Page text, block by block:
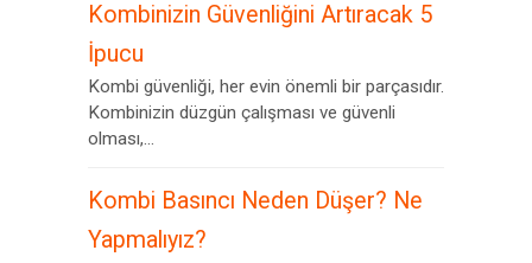
Kombinizin Güvenliğini Artıracak 5
İpucu
Kombi güvenliği, her evin önemli bir parçasıdır.
Kombinizin düzgün çalışması ve güvenli
olması,...
Kombi Basıncı Neden Düşer? Ne
Yapmalıyız?